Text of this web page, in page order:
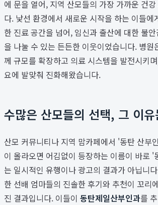
에 문을 열어, 지역 산모들의 가장 가까운 건
다. 낯선 환경에서 새로운 시작을 하는 이들에
한 진료 공간을 넘어, 임신과 출산에 대한 불
을 나눌 수 있는 든든한 이웃이었습니다. 병원
께 규모를 확장하고 의료 시스템을 발전시키
요에 발맞춰 진화해왔습니다.
수많은 산모들의 선택, 그 이유
산모 커뮤니티나 지역 맘카페에서 '동탄 산부
이 올라오면 어김없이 등장하는 이름이 바로 '
는 일시적인 유행이나 광고의 결과가 아닙니
한 선배 엄마들의 진솔한 후기와 추천이 꼬리
진 결과입니다. 이들이 동탄제일산부인과를